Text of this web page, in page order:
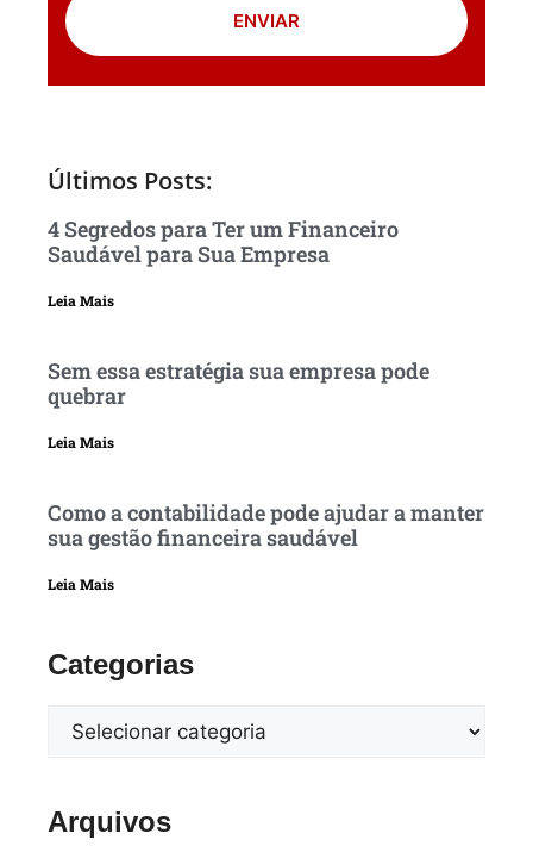
ENVIAR
Últimos Posts:
4 Segredos para Ter um Financeiro
Saudável para Sua Empresa
Leia Mais
Sem essa estratégia sua empresa pode
quebrar
Leia Mais
Como a contabilidade pode ajudar a manter
sua gestão financeira saudável
Leia Mais
Categorias
Arquivos